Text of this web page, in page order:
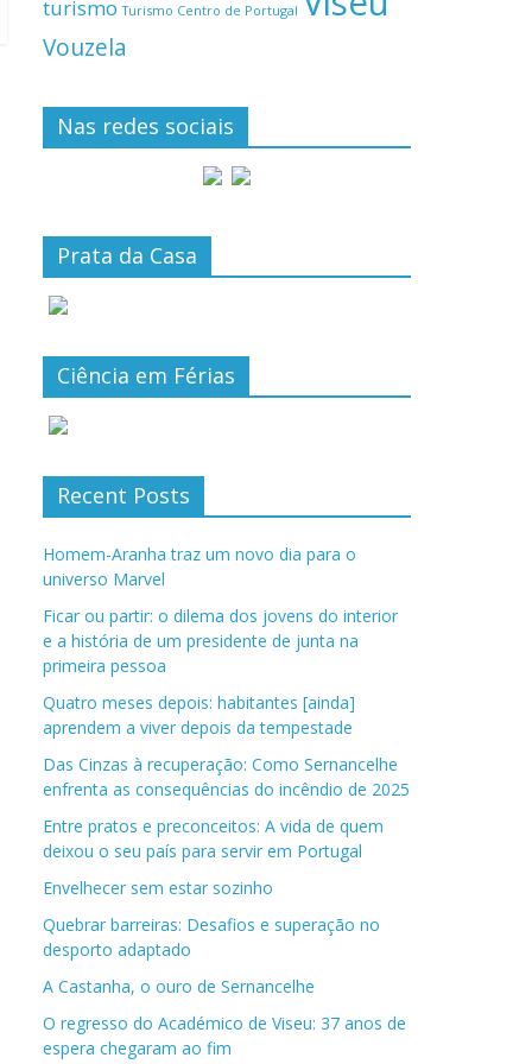
turismo Turismo Centro de Portugal
Vouzela
Nas redes sociais
Prata da Casa
Ciência em Férias
Recent Posts
Homem-Aranha traz um novo dia para o
universo Marvel
Ficar ou partir: o dilema dos jovens do interior
e a história de um presidente de junta na
primeira pessoa
Quatro meses depois: habitantes [ainda]
aprendem a viver depois da tempestade
Das Cinzas à recuperação: Como Sernancelhe
enfrenta as consequências do incêndio de 2025
Entre pratos e preconceitos: A vida de quem
deixou o seu país para servir em Portugal
Envelhecer sem estar sozinho
Quebrar barreiras: Desafios e superação no
desporto adaptado
A Castanha, o ouro de Sernancelhe
O regresso do Académico de Viseu: 37 anos de
espera chegaram ao fim